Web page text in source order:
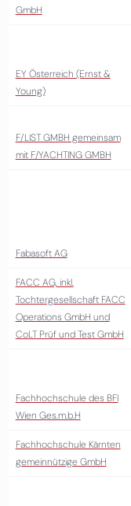
GmbH
EY Österreich (Ernst &
Young)
F/LIST GMBH gemeinsam
mit F/YACHTING GMBH
Fabasoft AG
FACC AG, inkl.
Tochtergesellschaft FACC
Operations GmbH und
CoLT Prüf und Test GmbH
Fachhochschule des BFI
Wien Ges.m.b.H
Fachhochschule Kärnten
gemeinnützige GmbH